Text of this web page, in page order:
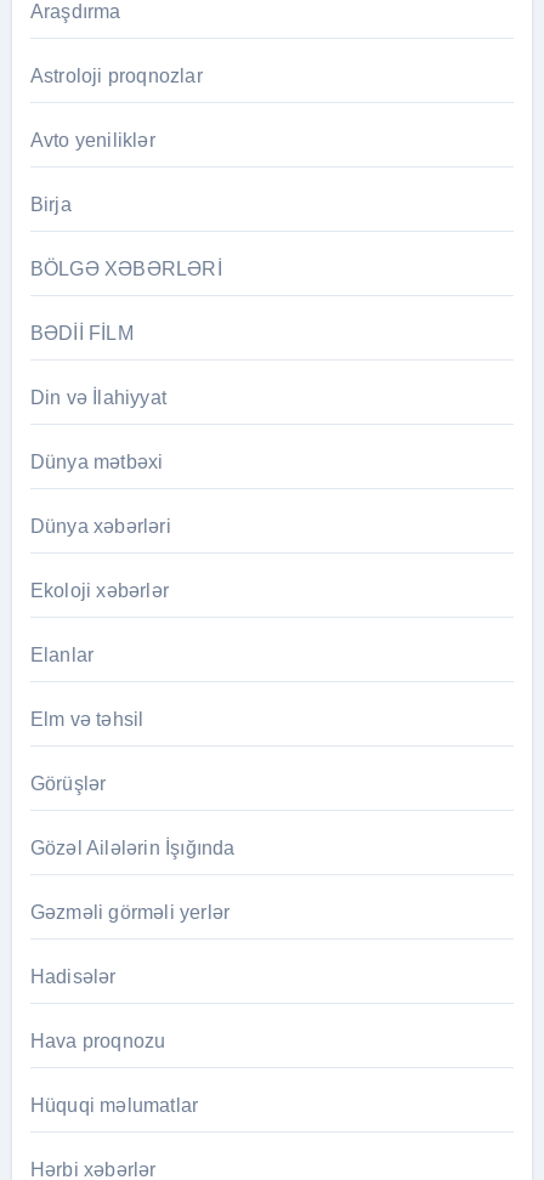
Araşdırma
Astroloji proqnozlar
Avto yeniliklər
Birja
BÖLGƏ XƏBƏRLƏRİ
BƏDİİ FİLM
Din və İlahiyyat
Dünya mətbəxi
Dünya xəbərləri
Ekoloji xəbərlər
Elanlar
Elm və təhsil
Görüşlər
Gözəl Ailələrin İşığında
Gəzməli görməli yerlər
Hadisələr
Hava proqnozu
Hüquqi məlumatlar
Hərbi xəbərlər